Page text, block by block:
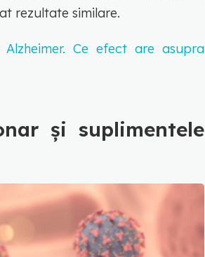
rezultate similare.
Ce efect are asupra
și suplimentele